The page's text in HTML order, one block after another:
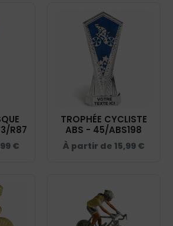
R87
€
TROPHÉE CYCLISTE
ABS - 45/ABS198
À partir de 15,99 €